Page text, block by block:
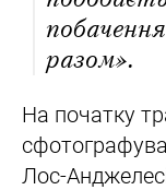
разом».
На початку
Лос-